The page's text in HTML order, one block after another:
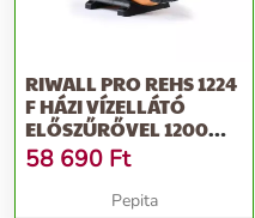
RIWALL PRO REHS 1224
F HÁZI VÍZELLÁTÓ
ELŐSZŰRŐVEL 1200W,
SÁRGA-FEKETE
58 690 Ft
Pepita